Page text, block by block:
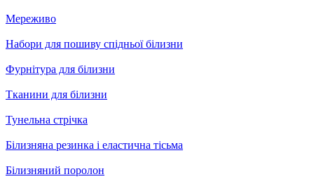
Мереживо
Набори для пошиву спідньої білизни
Фурнітура для білизни
Тканини для білизни
Тунельна стрічка
Білизняна резинка і еластична тісьма
Білизняний поролон